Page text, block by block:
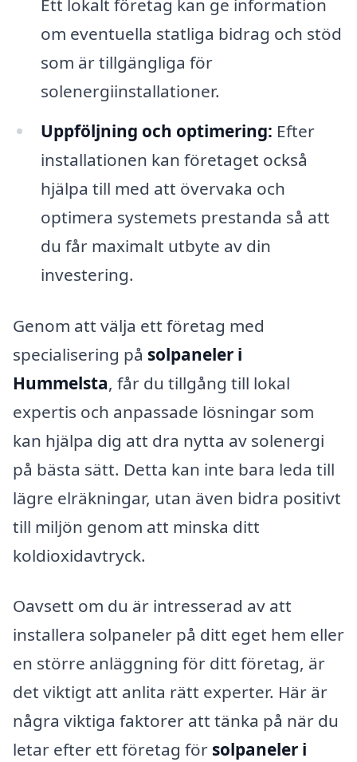
Ett lokalt företag kan ge information
om eventuella statliga bidrag och stöd
som är tillgängliga för
solenergiinstallationer.
Uppföljning och optimering: Efter
installationen kan företaget också
hjälpa till med att övervaka och
optimera systemets prestanda så att
du får maximalt utbyte av din
investering.
Genom att välja ett företag med
specialisering på solpaneler i
Hummelsta, får du tillgång till lokal
expertis och anpassade lösningar som
kan hjälpa dig att dra nytta av solenergi
på bästa sätt. Detta kan inte bara leda till
lägre elräkningar, utan även bidra positivt
till miljön genom att minska ditt
koldioxidavtryck.
Oavsett om du är intresserad av att
installera solpaneler på ditt eget hem eller
en större anläggning för ditt företag, är
det viktigt att anlita rätt experter. Här är
några viktiga faktorer att tänka på när du
letar efter ett företag för solpaneler i